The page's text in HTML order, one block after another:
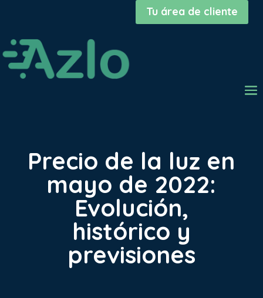
Tu área de cliente
Precio de la luz en
mayo de 2022:
Evolución,
histórico y
previsiones